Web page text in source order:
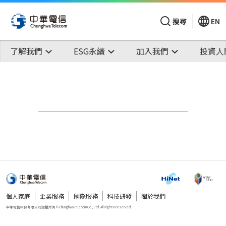
搜尋 EN
了解我們 ESG永續 加入我們 投資
個人家庭 企業服務 國際服務 科技研發 關於我們